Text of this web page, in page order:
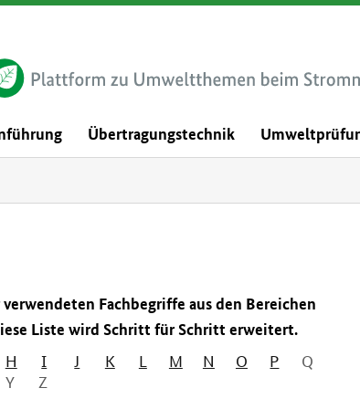
Übertragungstechnik
Fachbegriffe aus den Bereichen
Liste wird Schritt für Schritt erweitert.
H I J K L M N O P
Q
Y Z